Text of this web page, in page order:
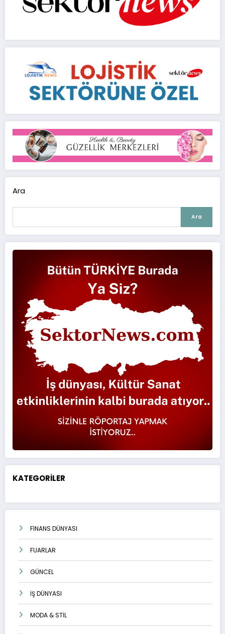
Ara
Ara
KATEGORİLER
FİNANS DÜNYASI
FUARLAR
GÜNCEL
İŞ DÜNYASI
MODA & STİL